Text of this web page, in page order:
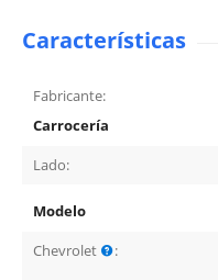
Características
Fabricante:
Carrocería
Lado:
Modelo
Chevrolet
: